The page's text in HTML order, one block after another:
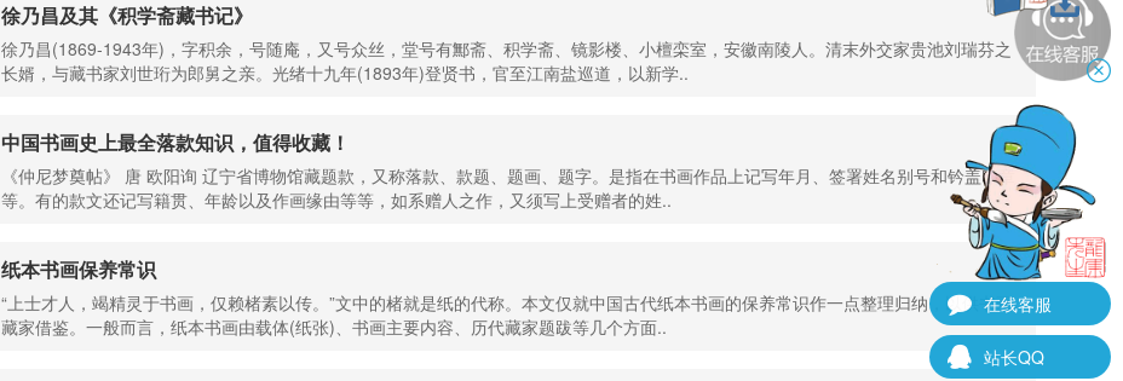
徐乃昌及其《积学斋藏书记》
徐乃昌(1869-1943年)，字积余，号随庵，又号众丝，堂号有鄦斋、积学斋、镜影楼、小檀栾室，安徽南陵人。清末外交家贵池刘瑞芬之
长婿，与藏书家刘世珩为郎舅之亲。光绪十九年(1893年)登贤书，官至江南盐巡道，以新学..
中国书画史上最全落款知识，值得收藏！
《仲尼梦奠帖》 唐 欧阳询 辽宁省博物馆藏题款，又称落款、款题、题画、题字。是指在书画作品上记写年月、签署姓名别号和钤盖印章
等。有的款文还记写籍贯、年龄以及作画缘由等等，如系赠人之作，又须写上受赠者的姓..
纸本书画保养常识
“上士才人，竭精灵于书画，仅赖楮素以传。”文中的楮就是纸的代称。本文仅就中国古代纸本书画的保养常识作一点整理归纳，以供书画
藏家借鉴。一般而言，纸本书画由载体(纸张)、书画主要内容、历代藏家题跋等几个方面..
在线客服
站长QQ